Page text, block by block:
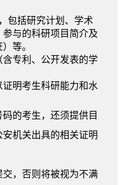
，包括研究计划、学术
与的科研项目简介及
等。
专利、公开发表的学
明考生科研能力和水
的考生，还须提供目
机关出具的相关证明
，否则将被视为不满